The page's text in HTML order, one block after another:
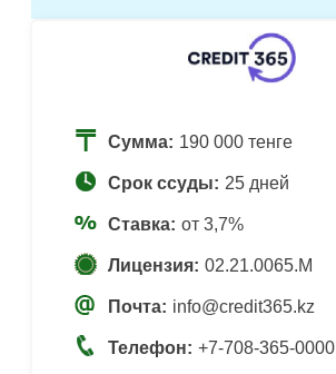
Сумма: 190 000 тенге
Срок ссуды: 25 дней
Ставка: от 3,7%
Лицензия: 02.21.0065.M
Почта: info@credit365.kz
Телефон: +7-708-365-0000